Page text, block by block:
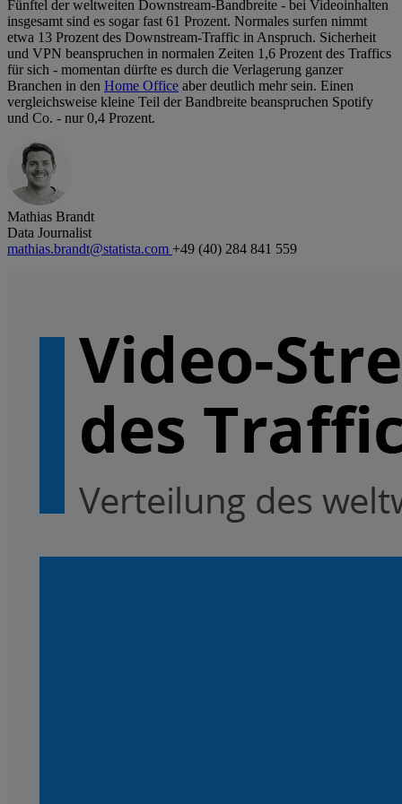
Fünftel der weltweiten Downstream-Bandbreite - bei Videoinhalten
insgesamt sind es sogar fast 61 Prozent. Normales surfen nimmt
etwa 13 Prozent des Downstream-Traffic in Anspruch. Sicherheit
und VPN beanspruchen in normalen Zeiten 1,6 Prozent des Traffics
für sich - momentan dürfte es durch die Verlagerung ganzer
Branchen in den Home Office aber deutlich mehr sein. Einen
vergleichsweise kleine Teil der Bandbreite beanspruchen Spotify
und Co. - nur 0,4 Prozent.
Mathias Brandt
Data Journalist
mathias.brandt@statista.com +49 (40) 284 841 559